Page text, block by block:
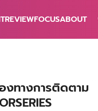
REVIEWFOCUSABOUT
งทางการติดตาม